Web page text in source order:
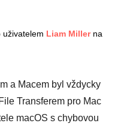
uživatelem Liam Millerna
a Macem byl vždycky
Transferem pro Mac
macOS s chybovou